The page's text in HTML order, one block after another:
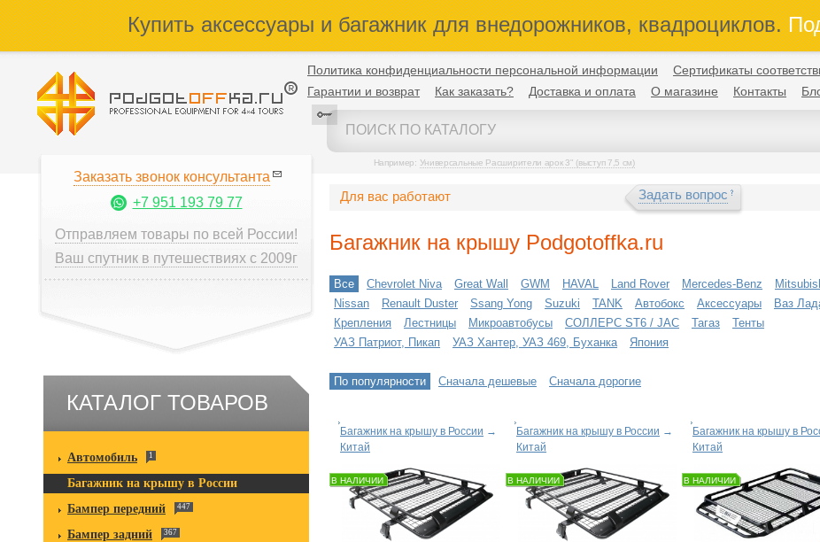
Купить аксессуары и багажник для внедорожников, квадроциклов.
Политика конфиденциальности персональной информации
Сертификаты
Гарантии и возврат
Как заказать? Доставка и оплата О магазине Контакты
Например: Универсальные Расширители арок 3" (выступ 7,5 см)
Заказать звонок консультанта
+7 951 193 79 77
Отправляем товары по всей России!
Ваш спутник в путешествиях с 2009г
КАТАЛОГ ТОВАРОВ
Автомобиль 1
Багажник на крышу в России
Бампер передний
447
Бампер задний 367
Для вас работают Задать вопрос
Багажник на крышу Podgotoffka.ru
Все Chevrolet Niva Great Wall GWM HAVAL Land Rover Mercedes-Benz
Nissan
Renault Duster Ssang Yong Suzuki TANK Автобокс Аксессуары Ваз
Крепления
Лестницы Микроавтобусы СОЛЛЕРС ST6 / JAC Тагаз
Тенты
УАЗ Патриот, Пикап
УАЗ Хантер, УАЗ 469, Буханка Япония
По популярности Сначала дешевые Сначала дорогие
Багажник на крышу в России →
Китай
В НАЛИЧИИ
Багажник на крышу в России →
Китай
В НАЛИЧИИ
Багажник на крышу в
Китай
В НАЛИЧИИ